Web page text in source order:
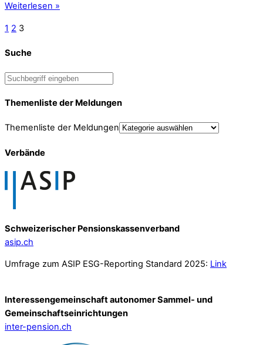
Weiterlesen »
1 2 3
Suche
Themenliste der Meldungen
Themenliste der Meldungen
Verbände
Schweizerischer Pensionskassenverband
asip.ch
Umfrage zum ASIP ESG-Reporting Standard 2025: Link
Interessengemeinschaft autonomer Sammel- und
Gemeinschafts­einrichtungen
inter-pension.ch